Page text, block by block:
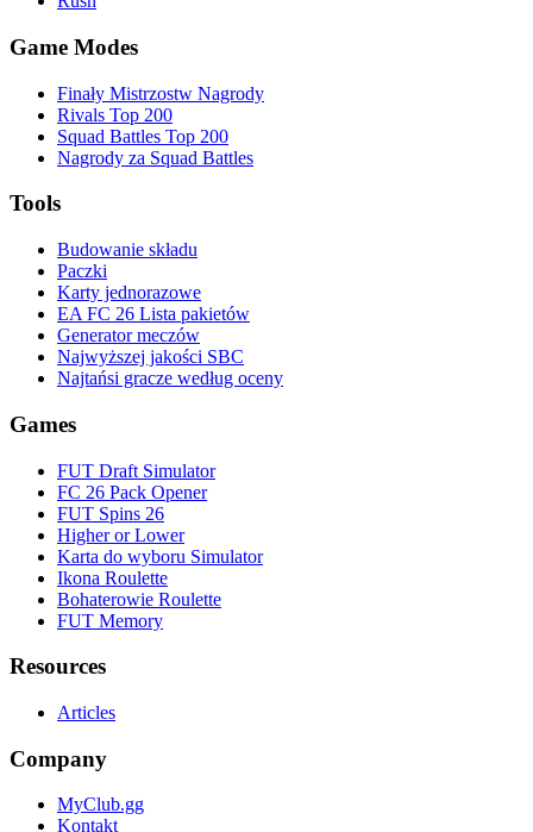
Game Modes
Finały Mistrzostw Nagrody
Rivals Top 200
Squad Battles Top 200
Nagrody za Squad Battles
Tools
Budowanie składu
Paczki
Karty jednorazowe
EA FC 26 Lista pakietów
Generator meczów
Najwyższej jakości SBC
Najtańsi gracze według oceny
Games
FUT Draft Simulator
FC 26 Pack Opener
FUT Spins 26
Higher or Lower
Karta do wyboru Simulator
Ikona Roulette
Bohaterowie Roulette
FUT Memory
Resources
Articles
Company
MyClub.gg
Kontakt